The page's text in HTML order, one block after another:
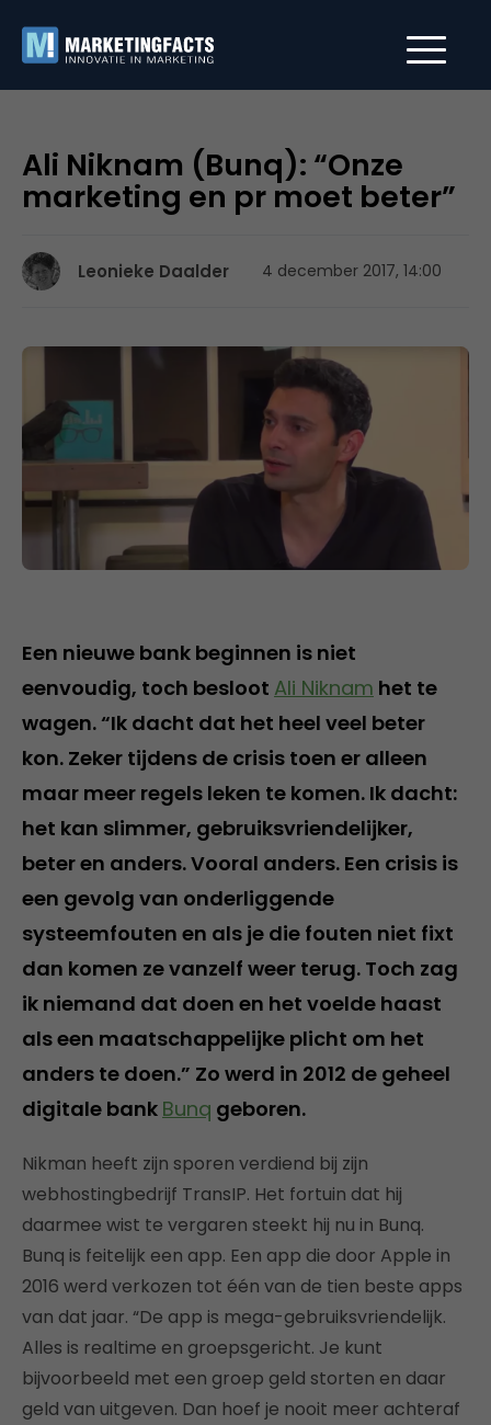
Ali Niknam (Bunq): “Onze
marketing en pr moet beter”
Leonieke Daalder 4 december 2017, 14:00
Een nieuwe bank beginnen is niet
eenvoudig, toch besloot Ali Niknam het te
wagen. “Ik dacht dat het heel veel beter
kon. Zeker tijdens de crisis toen er alleen
maar meer regels leken te komen. Ik dacht:
het kan slimmer, gebruiksvriendelijker,
beter en anders. Vooral anders. Een crisis is
een gevolg van onderliggende
systeemfouten en als je die fouten niet fixt
dan komen ze vanzelf weer terug. Toch zag
ik niemand dat doen en het voelde haast
als een maatschappelijke plicht om het
anders te doen.” Zo werd in 2012 de geheel
digitale bank Bunq geboren.
Nikman heeft zijn sporen verdiend bij zijn
webhostingbedrijf TransIP. Het fortuin dat hij
daarmee wist te vergaren steekt hij nu in Bunq.
Bunq is feitelijk een app. Een app die door Apple in
2016 werd verkozen tot één van de tien beste apps
van dat jaar. “De app is mega-gebruiksvriendelijk.
Alles is realtime en groepsgericht. Je kunt
bijvoorbeeld met een groep geld storten en daar
geld van uitgeven. Dan hoef je nooit meer achteraf